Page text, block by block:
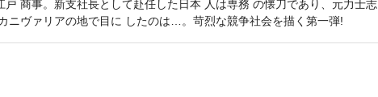
商事。新支社長として赴任した日本 人は専務 の懐刀であり、元力士志
ニヴァリアの地で目に したのは…。苛烈な競争社会を描く第一弾!